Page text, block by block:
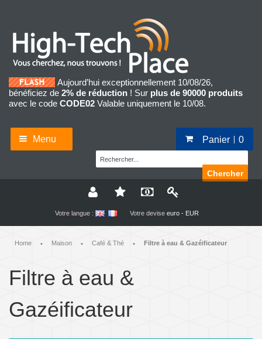
Aujourd’hui exceptionnellement 10/08/26,
bénéficiez de 2% de réduction ! Sur plus de 90000 produits
avec le code CODE02 Valable uniquement le 10/08.
Menu Panier 0
Chercher
Votre langue : Votre devise euro - EUR
Home • Maison • Café & Thé • Filtre à eau & Gazéificateur
Filtre à eau &
Gazéificateur